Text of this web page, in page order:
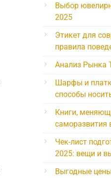
Выбор
2025
Этикет для
правила
Анализ Рынка
Шарфы и
способы
Книги,
саморазвития
Чек-лист
2025: вещи и
Выгодные